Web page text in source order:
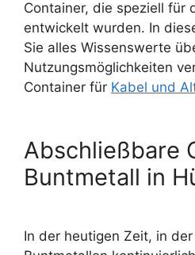
Container, die speziell für
entwickelt wurden. In
Sie alles Wissenswerte
Nutzungsmöglichkeiten
Container für Kabel und
Abschließbare
Buntmetall in
In der heutigen Zeit, in